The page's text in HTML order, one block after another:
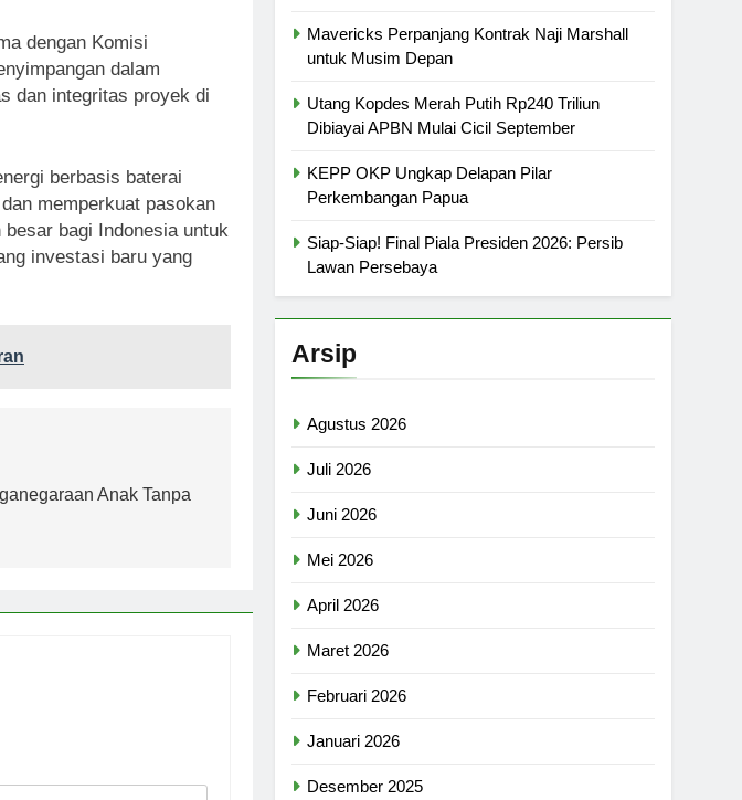
dengan Komisi
dalam
dan integritas proyek di
berbasis baterai
memperkuat pasokan
bagi Indonesia untuk
investasi baru yang
Anak Tanpa
Mavericks Perpanjang Kontrak Naji Marshall
untuk Musim Depan
Utang Kopdes Merah Putih Rp240 Triliun
Dibiayai APBN Mulai Cicil September
KEPP OKP Ungkap Delapan Pilar
Perkembangan Papua
Siap-Siap! Final Piala Presiden 2026: Persib
Lawan Persebaya
Arsip
Agustus 2026
Juli 2026
Juni 2026
Mei 2026
April 2026
Maret 2026
Februari 2026
Januari 2026
Desember 2025